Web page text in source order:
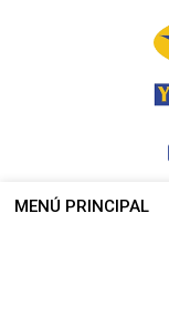
MENÚ PRINCIPAL